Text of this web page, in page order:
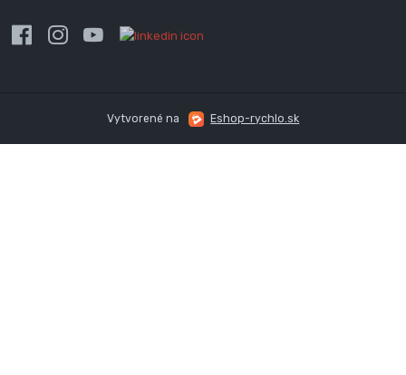
Vytvorené na Eshop-rychlo.sk